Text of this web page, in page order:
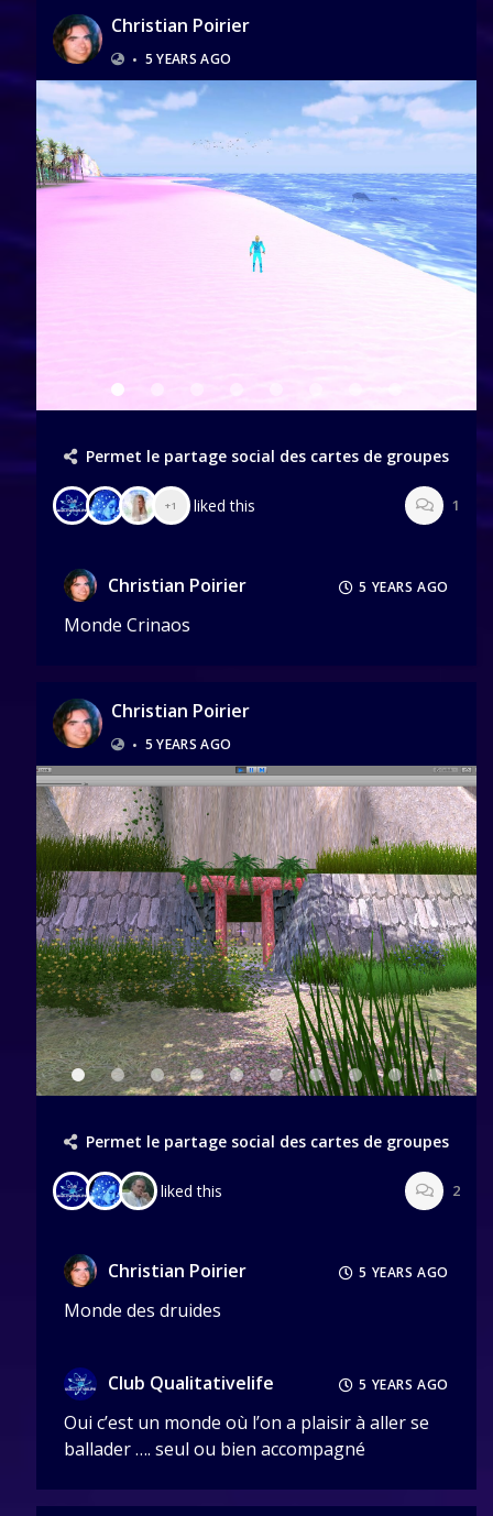
Christian Poirier
• 5 YEARS AGO
Permet le partage social des cartes de groupes
+1 liked this 1
Christian Poirier 5 YEARS AGO
Monde Crinaos
Christian Poirier
• 5 YEARS AGO
Permet le partage social des cartes de groupes
liked this 2
Christian Poirier 5 YEARS AGO
Monde des druides
Club Qualitativelife 5 YEARS AGO
Oui c’est un monde où l’on a plaisir à aller se
ballader …. seul ou bien accompagné